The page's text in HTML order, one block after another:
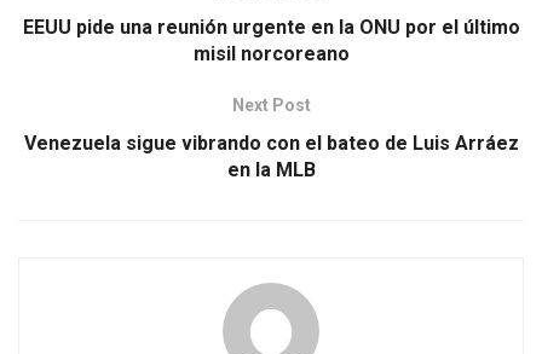
EEUU pide una reunión urgente en la ONU por el último
misil norcoreano
Next Post
Venezuela sigue vibrando con el bateo de Luis Arráez
en la MLB